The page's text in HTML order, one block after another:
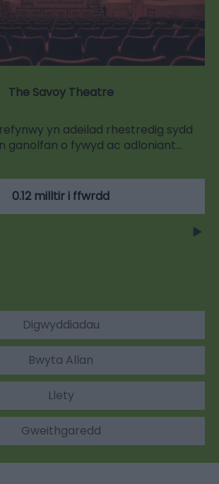
The Savoy Theatre
yn adeilad rhestredig sydd
ganolfan o fywyd ac adloniant…
0.12 milltir i ffwrdd
Digwyddiadau
Bwyta Allan
Llety
Gweithgaredd